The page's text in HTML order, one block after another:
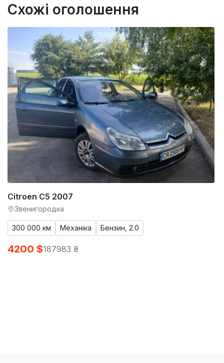
Схожі оголошення
Citroen C5 2007
Звенигородка
300 000 км Механіка Бензин, 2.0
4200 $187983 ₴